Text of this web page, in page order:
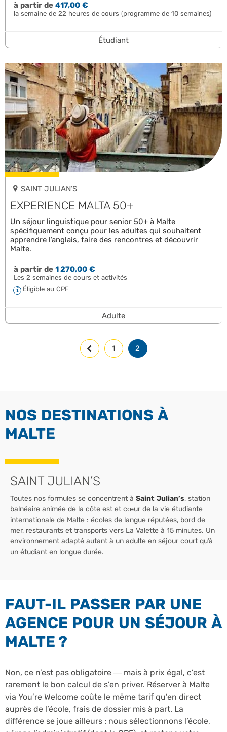
à partir de417,00 €
la semaine de 22 heures de cours (programme de 10 semaines)
Étudiant
SAINT JULIAN’S
EXPERIENCE MALTA 50+
Un séjour linguistique pour senior 50+ à Malte
spécifiquement conçu pour les adultes qui souhaitent
apprendre l’anglais, faire des rencontres et découvrir
Malte.
à partir de1 270,00 €
Les 2 semaines de cours et activités
Éligible au CPF
Adulte
1 2
NOS DESTINATIONS À
MALTE
SAINT JULIAN’S
Toutes nos formules se concentrent à Saint Julian’s, station
balnéaire animée de la côte est et cœur de la vie étudiante
internationale de Malte : écoles de langue réputées, bord de
mer, restaurants et transports vers La Valette à 15 minutes. Un
environnement adapté autant à un adulte en séjour court qu’à
un étudiant en longue durée.
FAUT-IL PASSER PAR UNE
AGENCE POUR UN SÉJOUR À
MALTE ?
Non, ce n’est pas obligatoire — mais à prix égal, c’est
rarement le bon calcul de s’en priver. Réserver à Malte
via You’re Welcome coûte le même tarif qu’en direct
auprès de l’école, frais de dossier mis à part. La
différence se joue ailleurs : nous sélectionnons l’école,